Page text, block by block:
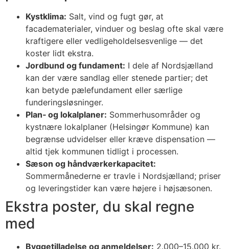
Kystklima: Salt, vind og fugt gør, at
facadematerialer, vinduer og beslag ofte skal være
kraftigere eller vedligeholdelsesvenlige — det
koster lidt ekstra.
Jordbund og fundament: I dele af Nordsjælland
kan der være sandlag eller stenede partier; det
kan betyde pælefundament eller særlige
funderingsløsninger.
Plan‑ og lokalplaner: Sommerhusområder og
kystnære lokalplaner (Helsingør Kommune) kan
begrænse udvidelser eller kræve dispensation —
altid tjek kommunen tidligt i processen.
Sæson og håndværkerkapacitet:
Sommermånederne er travle i Nordsjælland; priser
og leveringstider kan være højere i højsæsonen.
Ekstra poster, du skal regne
med
Byggetilladelse og anmeldelser: 2.000–15.000 kr.